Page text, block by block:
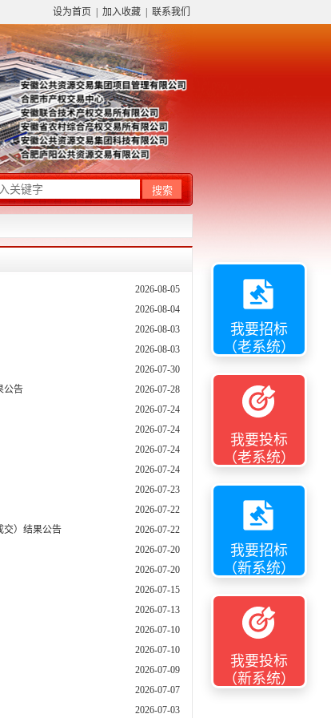
设为首页 加入收藏 联系我们
我要招标
（老系统）
我要投标
（老系统）
我要招标
（新系统）
我要投标
（新系统）
2026-08-05
2026-08-04
2026-08-03
2026-08-03
2026-07-30
公告
2026-07-28
2026-07-24
2026-07-24
2026-07-24
2026-07-24
2026-07-23
2026-07-22
交）结果公告
2026-07-22
2026-07-20
2026-07-20
2026-07-15
2026-07-13
2026-07-10
2026-07-10
2026-07-09
2026-07-07
2026-07-03